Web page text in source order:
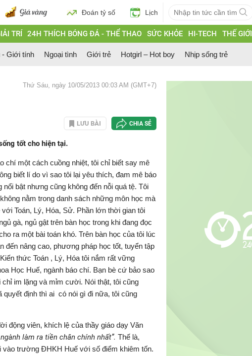
Đoán tỷ số Lịch
TRÍ 24H THÍCH BÓNG ĐÁ - THỂ THAO SỨC KHỎE HI-TECH THẾ GIỚI
- Giới tính Ngoại tình Giới trẻ Hotgirl – Hot boy Nhịp sống trẻ
Thứ Sáu, ngày 10/05/2013 00:03 AM (GMT+7)
LƯU BÀI CHIA SẺ
tốt cho hiện tại.
chí một cách cuồng nhiệt, tôi chỉ biết say mê
biết lí do vì sao tôi lại yêu thích, đam mê báo
bật nhưng cũng không đến nỗi quá tệ. Tôi
nằm trong danh sách những môn học mà
Toán, Lý, Hóa, Sử. Phần lớn thời gian tôi
gà, ngủ gật trên bàn học trong khi đang đọc
ra một bài toán khó. Trên bàn học của tôi lúc
đến nâng cao, phương pháp học tốt, tuyển tập
thức Toán , Lý, Hóa tôi nắm rất vững
Học Huế, ngành báo chí. Bạn bè cứ bảo sao
im lặng và mỉm cười. Nói thật, tôi cũng
quyết định thì ai có nói gì đi nữa, tôi cũng
động viên, khích lệ của thầy giáo dạy Văn
làm ra tiền chân chính nhất”. Thế là,
vào trường ĐHKH Huế với số điểm khiêm tốn.